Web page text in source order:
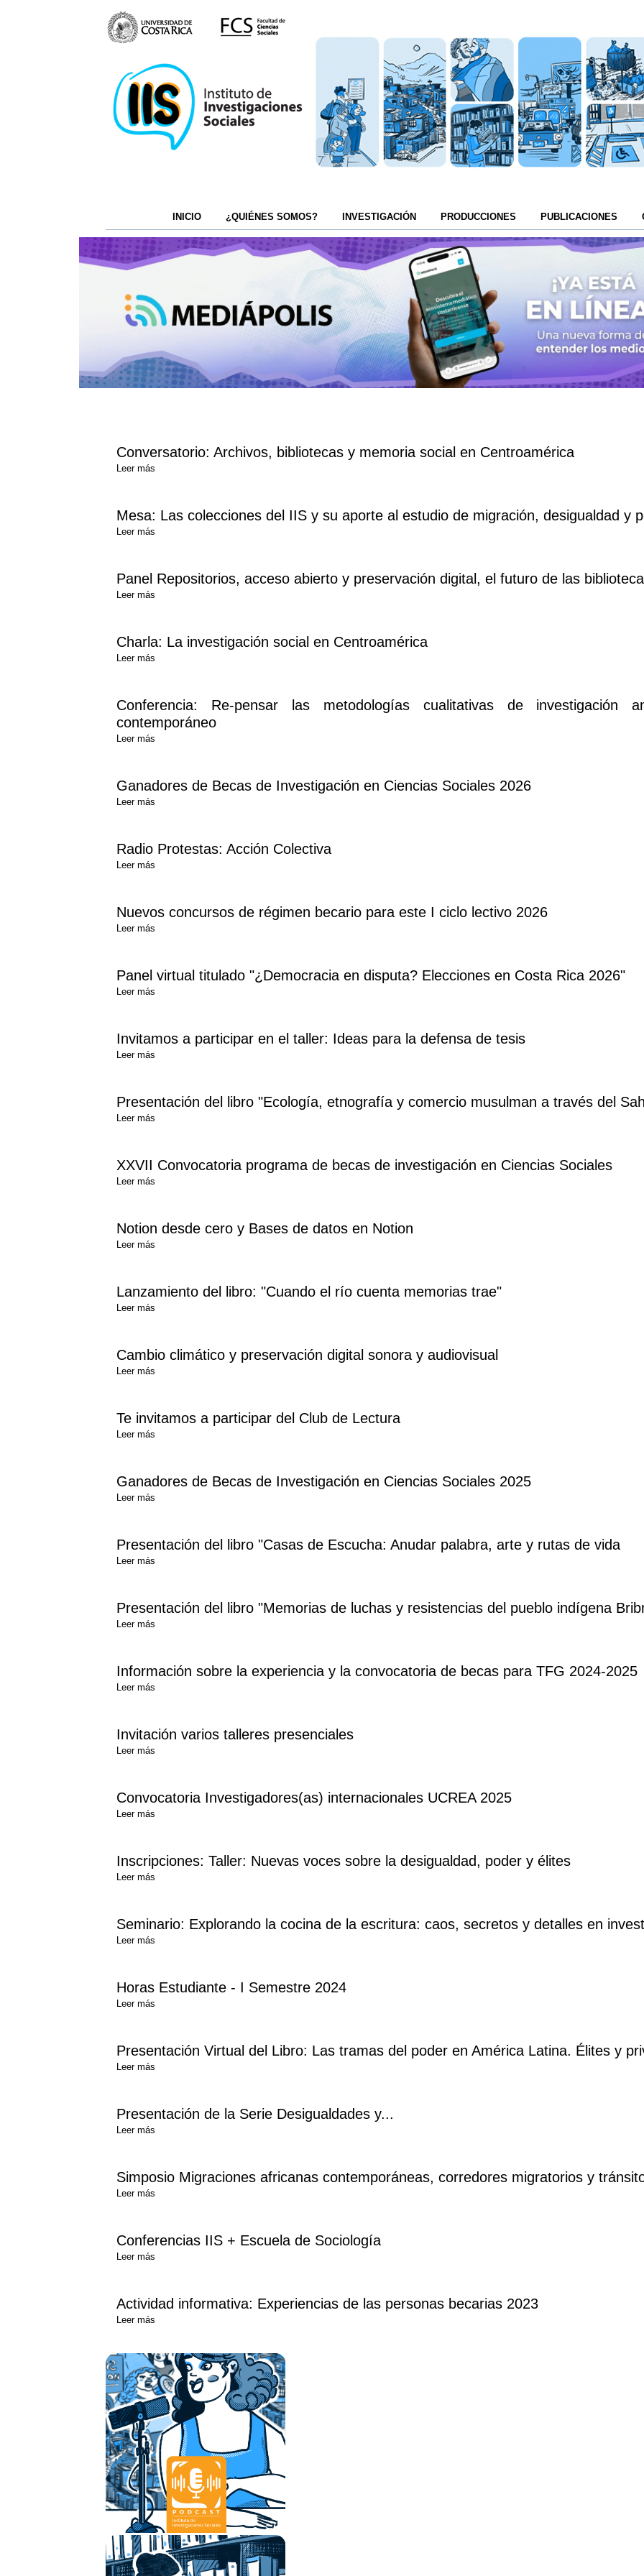
INICIO ¿QUIÉNES SOMOS? INVESTIGACIÓN PRODUCCIONES PUBLICACIONES
Conversatorio: Archivos, bibliotecas y memoria social en Centroamérica
Leer más
Mesa: Las colecciones del IIS y su aporte al estudio de migración, desigualdad y
Leer más
Panel Repositorios, acceso abierto y preservación digital, el futuro de las
Leer más
Charla: La investigación social en Centroamérica
Leer más
Conferencia: Re-pensar las metodologías cualitativas de
contemporáneo
Leer más
Ganadores de Becas de Investigación en Ciencias Sociales 2026
Leer más
Radio Protestas: Acción Colectiva
Leer más
Nuevos concursos de régimen becario para este I ciclo lectivo 2026
Leer más
Panel virtual titulado "¿Democracia en disputa? Elecciones en Costa Rica 2026"
Leer más
Invitamos a participar en el taller: Ideas para la defensa de tesis
Leer más
Presentación del libro "Ecología, etnografía y comercio musulman a través del
Leer más
XXVII Convocatoria programa de becas de investigación en Ciencias Sociales
Leer más
Notion desde cero y Bases de datos en Notion
Leer más
Lanzamiento del libro: "Cuando el río cuenta memorias trae"
Leer más
Cambio climático y preservación digital sonora y audiovisual
Leer más
Te invitamos a participar del Club de Lectura
Leer más
Ganadores de Becas de Investigación en Ciencias Sociales 2025
Leer más
Presentación del libro "Casas de Escucha: Anudar palabra, arte y rutas de vida
Leer más
Presentación del libro "Memorias de luchas y resistencias del pueblo indígena
Leer más
Información sobre la experiencia y la convocatoria de becas para TFG 2024-2025
Leer más
Invitación varios talleres presenciales
Leer más
Convocatoria Investigadores(as) internacionales UCREA 2025
Leer más
Inscripciones: Taller: Nuevas voces sobre la desigualdad, poder y élites
Leer más
Seminario: Explorando la cocina de la escritura: caos, secretos y detalles en
Leer más
Horas Estudiante - I Semestre 2024
Leer más
Presentación Virtual del Libro: Las tramas del poder en América Latina. Élites y
Leer más
Presentación de la Serie Desigualdades y...
Leer más
Simposio Migraciones africanas contemporáneas, corredores migratorios y
Leer más
Conferencias IIS + Escuela de Sociología
Leer más
Actividad informativa: Experiencias de las personas becarias 2023
Leer más